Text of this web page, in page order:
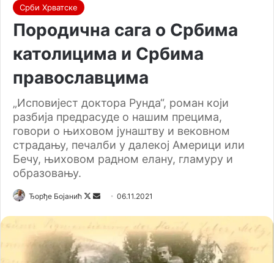
Срби Хрватске
Породична сага о Србима
католицима и Србима
православцима
„Исповијест доктора Рунда“, роман који
разбија предрасуде о нашим прецима,
говори о њиховом јунаштву и вековном
страдању, печалби у далекој Америци или
Бечу, њиховом радном елану, гламуру и
образовању.
Ђорђе Бојанић
F
l
l
o a
06.11.2021